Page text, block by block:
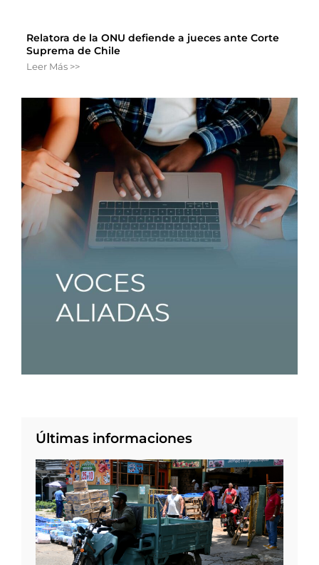
Relatora de la ONU defiende a jueces ante Corte
Suprema de Chile
Leer Más >>
Últimas informaciones